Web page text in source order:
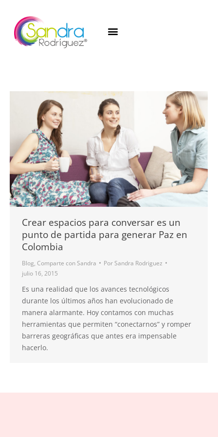
Crear espacios para conversar es un
punto de partida para generar Paz en
Colombia
Blog, Comparte con Sandra Por Sandra Rodriguez
julio 16, 2015
Es una realidad que los avances tecnológicos
durante los últimos años han evolucionado de
manera alarmante. Hoy contamos con muchas
herramientas que permiten “conectarnos” y romper
barreras geográficas que antes era impensable
hacerlo.